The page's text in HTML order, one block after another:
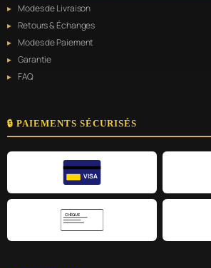
Modes de Livraison
Retours & Échanges
Modes de Paiement
Garantie
FAQ
🔒 PAIEMENTS SÉCURISÉS
VISA
CHÈQUE